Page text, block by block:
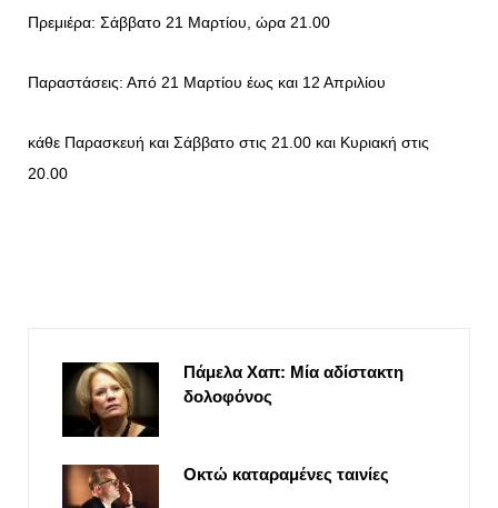
Πρεμιέρα: Σάββατο 21 Μαρτίου, ώρα 21.00
Παραστάσεις: Από 21 Μαρτίου έως και 12 Απριλίου
κάθε Παρασκευή και Σάββατο στις 21.00 και Κυριακή στις
20.00
Πάμελα Χαπ: Μία αδίστακτη
δολοφόνος
Οκτώ καταραμένες ταινίες